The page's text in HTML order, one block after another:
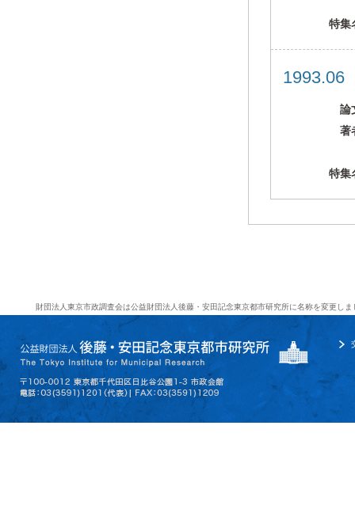
特集
論
著
特集
財団法人東京市政調査会は公益財団法人後藤・安田記念東京都市研究所に名称を変更しま